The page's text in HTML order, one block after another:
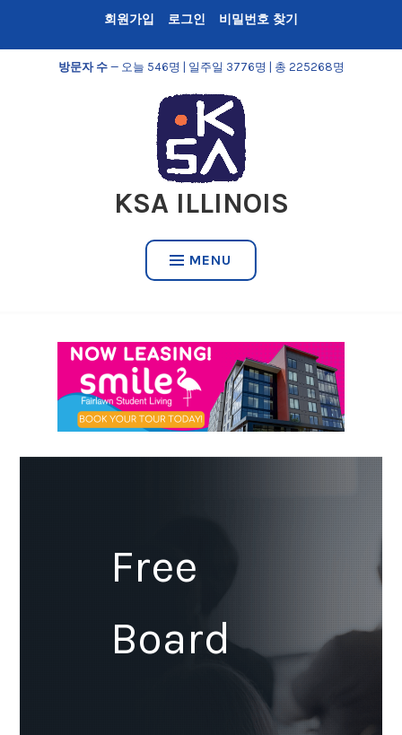
content
회원가입 로그인 비밀번호 찾기
방문자 수— 오늘 546명 | 일주일 3776명 | 총 225268명
KSA ILLINOIS
MENU
Free
Board